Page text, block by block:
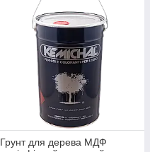
Грунт для дерева МДФ